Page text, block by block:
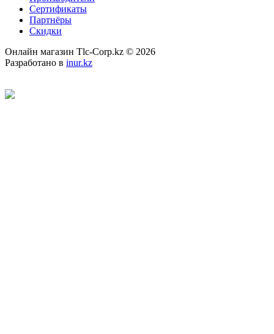
Сертификаты
Партнёры
Скидки
Онлайн магазин Tlc-Corp.kz © 2026
Разработано в inur.kz